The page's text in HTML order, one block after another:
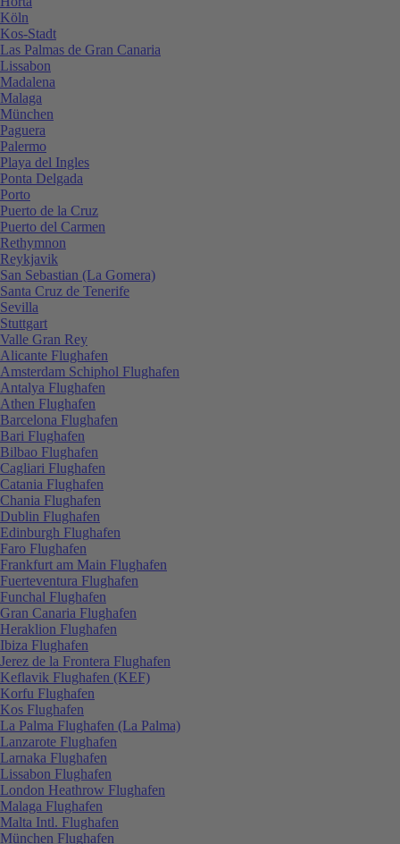
Köln
Kos-Stadt
Las Palmas de Gran Canaria
Lissabon
Madalena
Malaga
München
Paguera
Palermo
Playa del Ingles
Ponta Delgada
Porto
Puerto de la Cruz
Puerto del Carmen
Rethymnon
Reykjavik
San Sebastian (La Gomera)
Santa Cruz de Tenerife
Sevilla
Stuttgart
Valle Gran Rey
Alicante Flughafen
Amsterdam Schiphol Flughafen
Antalya Flughafen
Athen Flughafen
Barcelona Flughafen
Bari Flughafen
Bilbao Flughafen
Cagliari Flughafen
Catania Flughafen
Chania Flughafen
Dublin Flughafen
Edinburgh Flughafen
Faro Flughafen
Frankfurt am Main Flughafen
Fuerteventura Flughafen
Funchal Flughafen
Gran Canaria Flughafen
Heraklion Flughafen
Ibiza Flughafen
Jerez de la Frontera Flughafen
Keflavik Flughafen (KEF)
Korfu Flughafen
Kos Flughafen
La Palma Flughafen (La Palma)
Lanzarote Flughafen
Larnaka Flughafen
Lissabon Flughafen
London Heathrow Flughafen
Malaga Flughafen
Malta Intl. Flughafen
München Flughafen